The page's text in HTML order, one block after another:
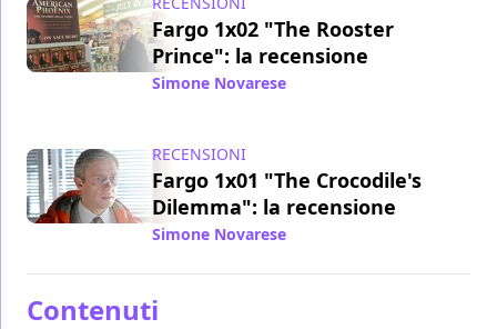
Fargo 1x02 "The Rooster
Prince": la recensione
Simone Novarese
RECENSIONI
Fargo 1x01 "The Crocodile's
Dilemma": la recensione
Simone Novarese
Contenuti